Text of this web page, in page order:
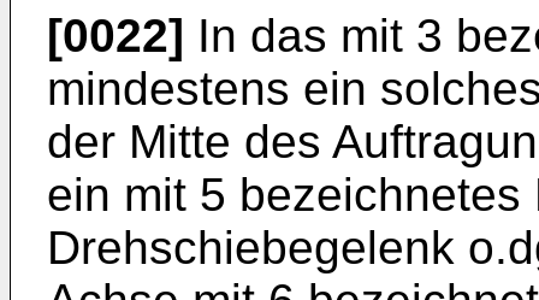
[0022] In das mit 3
mindestens ein
der Mitte des
ein mit 5 bezeichnetes
Drehschiebegelenk